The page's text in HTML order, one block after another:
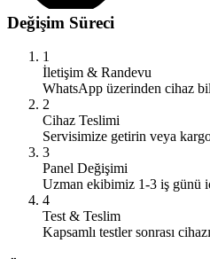
Değişim Süreci
1
İletişim & Randevu
WhatsApp üzerinden cihaz
2
Cihaz Teslimi
Servisimize getirin veya
3
Panel Değişimi
Uzman ekibimiz 1-3 iş günü
4
Test & Teslim
Kapsamlı testler sonrası